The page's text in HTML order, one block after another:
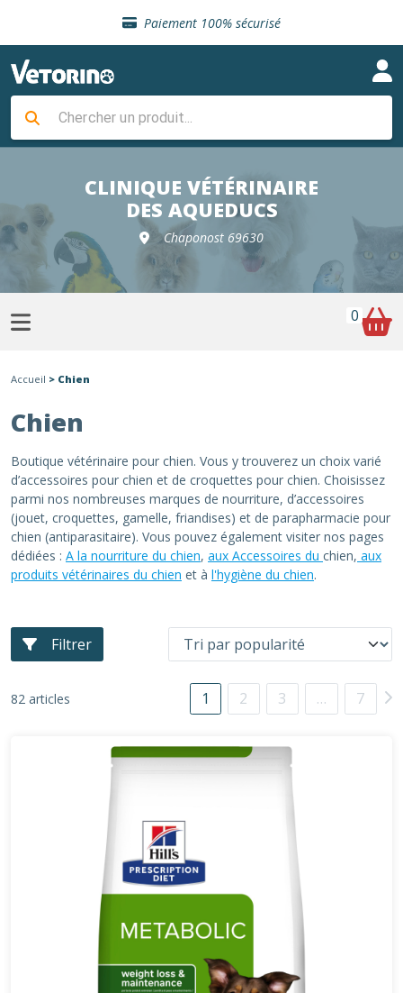
Paiement 100% sécurisé
Livraison gratuite en clinique vétérinaire
Sélection de croquettes vétérinaire
Livraison gratuite en clinique vétérinaire
Retour gratuit en clinique
CLINIQUE VÉTÉRINAIRE
DES AQUEDUCS
Chaponost 69630
0
Accueil > Chien
Chien
Boutique vétérinaire pour chien. Vous y trouverez un choix varié
d’accessoires pour chien et de croquettes pour chien. Choisissez
parmi nos nombreuses marques de nourriture, d’accessoires
(jouet, croquettes, gamelle, friandises) et de parapharmacie pour
chien (antiparasitaire). Vous pouvez également visiter nos pages
dédiées : A la nourriture du chien, aux Accessoires du chien, aux
produits vétérinaires du chien et à l'hygiène du chien.
Filtrer
82 articles 1 2 3 … 7